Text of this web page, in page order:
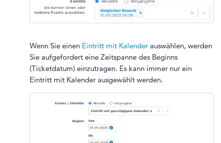
Wenn Sie einen Eintritt mit Kalender auswählen, werden
Sie aufgefordert eine Zeitspanne des Beginns
(Ticketdatum) einzutragen. Es kann immer nur ein
Eintritt mit Kalender ausgewählt werden.